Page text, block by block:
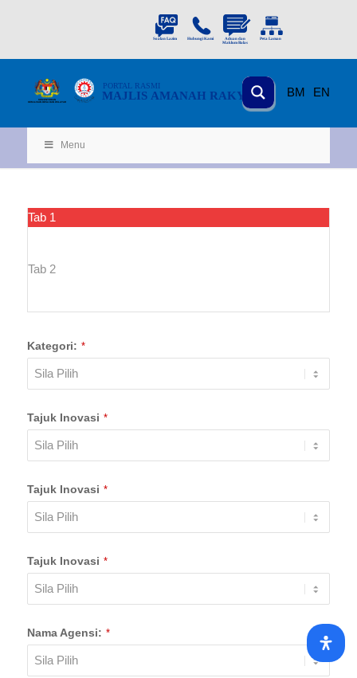
BM EN
MAJLIS AMANAH RAKYAT
PORTAL RASMI
KEMENTERIAN
KEMAJUAN DESA DAN WILA YAH
Menu
Tab 1
Tab 2
Kategori: *
Tajuk Inovasi *
Tajuk Inovasi *
Tajuk Inovasi *
Nama Agensi: *